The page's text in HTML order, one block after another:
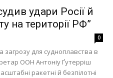
удари Росії й
на території РФ”
0
загрозу для судноплавства в
ООН Антоніу Ґутерріш
ракетні й безпілотні